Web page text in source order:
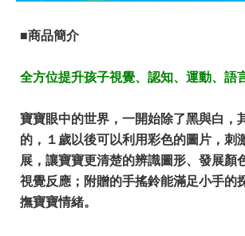
■商品簡介
全方位提升孩子視覺、認知、運動、語
寶寶眼中的世界，一開始除了黑與白，
的，１歲以後可以利用彩色的圖片，刺
展，讓寶寶更清楚的辨識圖形、發展顏
視覺反應；附贈的手搖鈴能滿足小手的
撫寶寶情緒。